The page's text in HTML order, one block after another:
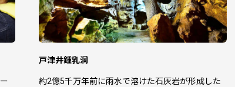
戸津井鍾乳洞
約2億5千万年前に雨水で溶けた石灰岩が形成した